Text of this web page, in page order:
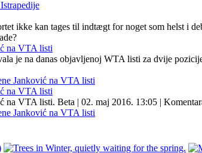
ikke kan tages til indtægt for noget som helst i
na VTA listi
je na danas objavljenoj WTA listi za dvije
na VTA listi
na VTA listi. Beta | 02. maj 2016. 13:05 |